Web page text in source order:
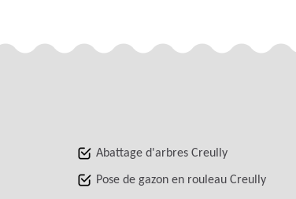
Abattage d'arbres Creully
Pose de gazon en rouleau Creully